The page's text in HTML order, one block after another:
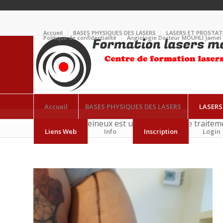
Accueil BASES PHYSIQUES DES LASERS LASERS ET
Politique de confidentialité Angiologie Docteur MOUHLI Jamel
Accueil BASES PHYSIQUES DES LASERS
Liens Web Info Inscription Login
Le laser endoveineux est une technique de